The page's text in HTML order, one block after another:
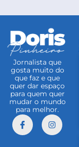
Jornalista que
gosta muito do
que faz e que
quer dar espaço
para quem quer
mudar o mundo
para melhor.